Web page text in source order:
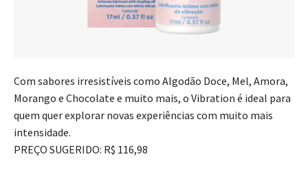
Com sabores irresistíveis como Algodão Doce, Mel, Amora,
Morango e Chocolate e muito mais, o Vibration é ideal para
quem quer explorar novas experiências com muito mais
intensidade.
PREÇO SUGERIDO: R$ 116,98